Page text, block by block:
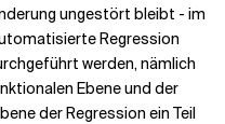
ungestört bleibt - im
Regression
werden, nämlich
Ebene und der
der Regression ein Teil